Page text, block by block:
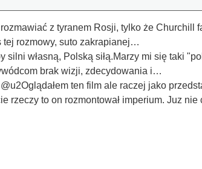
z tyranem Rosji, tylko że
rozmowy, suto zakrapianej…
silni własną, Polską siłą.Marzy mi się taki
brak wizji, zdecydowania i…
@u2Oglądałem ten film ale raczej jako
rzeczy to on rozmontował imperium. Juz